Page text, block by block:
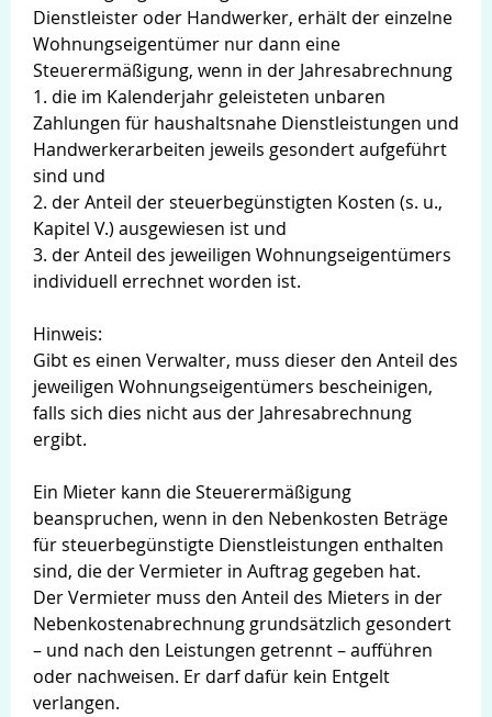
Dienstleister oder Handwerker, erhält der einzelne
Wohnungseigentümer nur dann eine
Steuerermäßigung, wenn in der Jahresabrechnung
1. die im Kalenderjahr geleisteten unbaren
Zahlungen für haushaltsnahe Dienstleistungen und
Handwerkerarbeiten jeweils gesondert aufgeführt
sind und
2. der Anteil der steuerbegünstigten Kosten (s. u.,
Kapitel V.) ausgewiesen ist und
3. der Anteil des jeweiligen Wohnungseigentümers
individuell errechnet worden ist.
Hinweis:
Gibt es einen Verwalter, muss dieser den Anteil des
jeweiligen Wohnungseigentümers bescheinigen,
falls sich dies nicht aus der Jahresabrechnung
ergibt.
Ein Mieter kann die Steuerermäßigung
beanspruchen, wenn in den Nebenkosten Beträge
für steuerbegünstigte Dienstleistungen enthalten
sind, die der Vermieter in Auftrag gegeben hat.
Der Vermieter muss den Anteil des Mieters in der
Nebenkostenabrechnung grundsätzlich gesondert
– und nach den Leistungen getrennt – aufführen
oder nachweisen. Er darf dafür kein Entgelt
verlangen.